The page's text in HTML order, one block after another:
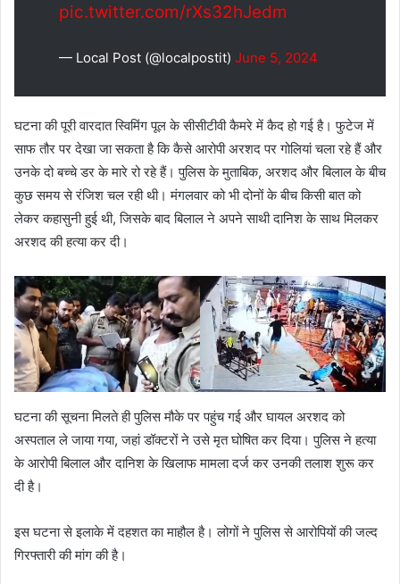
pic.twitter.com/rXs32hJedm
— Local Post (@localpostit) June 5, 2024
घटना की पूरी वारदात स्विमिंग पूल के सीसीटीवी कैमरे में कैद हो गई है। फुटेज में
साफ तौर पर देखा जा सकता है कि कैसे आरोपी अरशद पर गोलियां चला रहे हैं और
उनके दो बच्चे डर के मारे रो रहे हैं। पुलिस के मुताबिक, अरशद और बिलाल के बीच
कुछ समय से रंजिश चल रही थी। मंगलवार को भी दोनों के बीच किसी बात को
लेकर कहासुनी हुई थी, जिसके बाद बिलाल ने अपने साथी दानिश के साथ मिलकर
अरशद की हत्या कर दी।
घटना की सूचना मिलते ही पुलिस मौके पर पहुंच गई और घायल अरशद को
अस्पताल ले जाया गया, जहां डॉक्टरों ने उसे मृत घोषित कर दिया। पुलिस ने हत्या
के आरोपी बिलाल और दानिश के खिलाफ मामला दर्ज कर उनकी तलाश शुरू कर
दी है।
इस घटना से इलाके में दहशत का माहौल है। लोगों ने पुलिस से आरोपियों की जल्द
गिरफ्तारी की मांग की है।